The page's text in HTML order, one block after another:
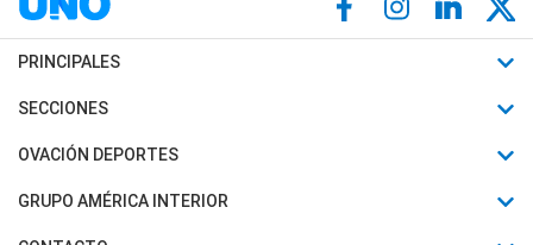
PRINCIPALES
Últimas Noticias
Política
SECCIONES
Horóscopo
Motores
OVACIÓN DEPORTES
Fútbol
Mundial
GRUPO AMÉRICA INTERIOR